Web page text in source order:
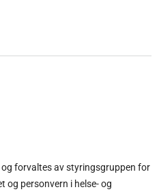
forvaltes av styringsgruppen for
og personvern i helse- og